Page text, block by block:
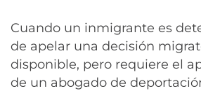
Cuando un inmigrante es
de apelar una decisión
disponible, pero requiere el
de un abogado de